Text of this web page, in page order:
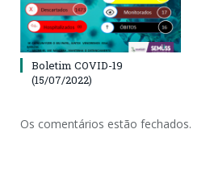
Boletim COVID-19
(15/07/2022)
Os comentários estão fechados.